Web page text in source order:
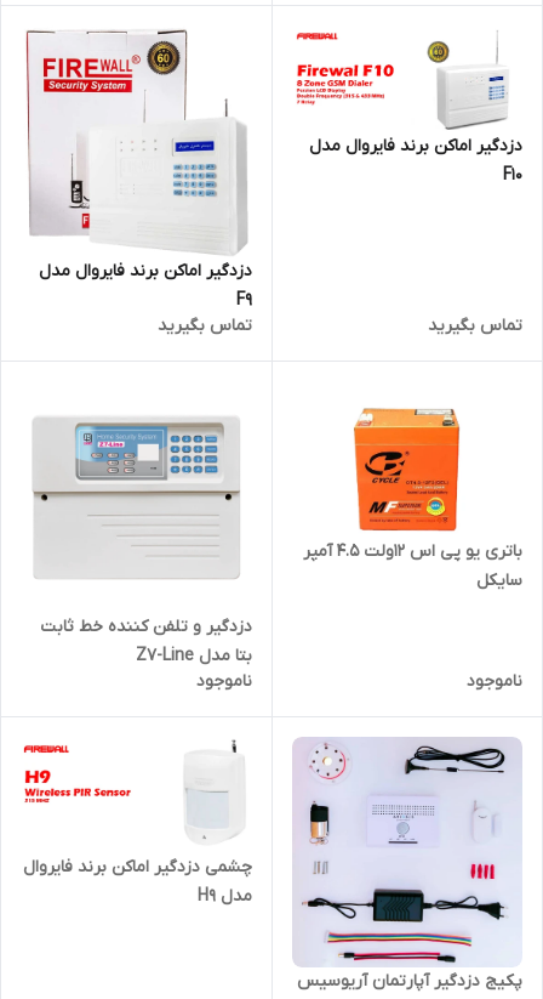
دزدگیر اماکن برند فایروال مدل
F10
تماس بگیرید
دزدگیر اماکن برند فایروال مدل
F9
تماس بگیرید
باتری یو پی اس 12ولت 4.5 آمپر
سایکل
ناموجود
دزدگیر و تلفن کننده خط ثابت
بتا مدل Z7-Line
ناموجود
پکیج دزدگیر آپارتمان آریوسیس
چشمی دزدگیر اماکن برند فایروال
مدل H9